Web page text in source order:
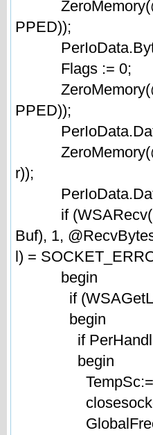
PPED));
Flags := 0;
PPED));
r));
if
Buf), 1,
l) =
begin
if
begin
if
begin